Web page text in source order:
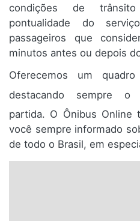
condições de
pontualidade do
passageiros que
minutos antes ou depois
Oferecemos um
destacando sempre o
partida. O Ônibus Online
você sempre informado
de todo o Brasil, em